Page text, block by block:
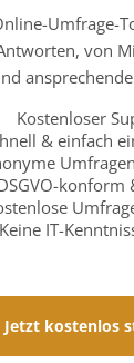
Umfrage-
von
Kostenloser
& einfach
konform
Keine IT-
Jetzt kostenlos